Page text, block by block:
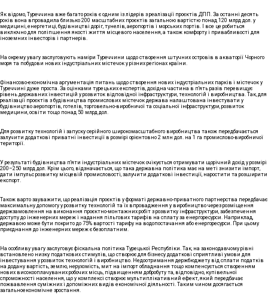
Як відомо, Туреччина вже багато років є одним із лідерів з реалізації проєктів ДПП. За останні десять
років вона впровадила близько 200 масштабних проєктів загальною вартістю понад 120 млрд дол. у
медицині, енергетиці, будівництві доріг, тунелів, аеропортів і морських портів. І все це робиться
виключно для поліпшення якості життя місцевого населення, а також комфорту і привабливості для
іноземних інвесторів і партнерів.
На окрему увагу заслуговують наміри Туреччини щодо створення штучних островів в акваторії Чорного
моря та побудови нових індустріальних містечок у різних регіонах країни.
Фінансово-економічна аргументація питань щодо створення нових індустріальних парків і містечок у
Туреччині дуже проста. За оцінками турецьких експертів, дохідна частина в п'ять разів перевищує
рівень державних інвестицій у розвиток відповідної інфраструктури, технологій і виробництва. Так, для
реалізації проєктів з будівництва промислових містечок держава налаштована інвестувати у
будівництво аеропортів, готелів, торговельно-виробничої та соціальної інфраструктури, розвиток
медицини, освіти тощо понад 50 млрд дол.
Для розвитку технологій і запуску серійного широкомасштабного виробництва також передбачається
залучити додаткові приватні інвестиції в розмірі орієнтовно 2 млн дол. на 1 га промислово-виробничої
території.
У результаті будівництва п'яти індустріальних містечок очікується отримувати щорічний дохід у розмірі
200–250 млрд дол. Крім цього, відзначається, що така державна політика має на меті знизити імпорт,
дати імпульс розвитку місцевій промисловості, залучити додаткові інвестиції, наростити та розширити
експорт.
Також варто зауважити, що реалізація проєктів у форматі державно-приватного партнерства передбачає
максимальну допомогу у розвитку технологій та їх впровадження у виробництво через розміщення
держзамовлення на виконання проєктно-монтажних робіт з розвитку інфраструктури, забезпечення
доступу до інженерних мереж і надання пільгових тарифів на сплату за енергоресурси. Наприклад,
державою може бути покрито до 75% вартості тарифу на водопостачання або енергоресурси. При цьому
приєднання до інженерних мереж є безоплатним.
На особливу увагу заслуговує фіскальна політика Турецької Республіки. Так, на законодавчому рівні
встановлено низку податкових стимулів, що створює для бізнесу додаткові сприятливі умови для
інвестування у розвиток технологій і виробництво. Недоотримання держбюджету від сплати податків
на додану вартість, землю, нерухомість, мит на імпорт обладнання тощо компенсується створенням
нових високооплачуваних робочих місць, підвищенням добробуту та, відповідно, купівельної
спроможності населення, що у комплексі створює мультиплікативний ефект, який передбачає
пожвавлення суміжних і допоміжних видів економічної діяльності. Таким чином досягається
загальноекономічне зростання.